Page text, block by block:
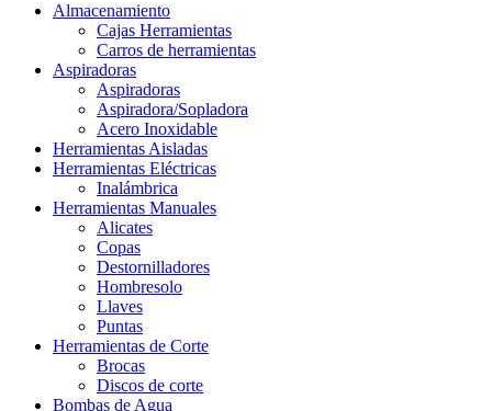
Almacenamiento
Cajas Herramientas
Carros de herramientas
Aspiradoras
Aspiradoras
Aspiradora/Sopladora
Acero Inoxidable
Herramientas Aisladas
Herramientas Eléctricas
Inalámbrica
Herramientas Manuales
Alicates
Copas
Destornilladores
Hombresolo
Llaves
Puntas
Herramientas de Corte
Brocas
Discos de corte
Bombas de Agua